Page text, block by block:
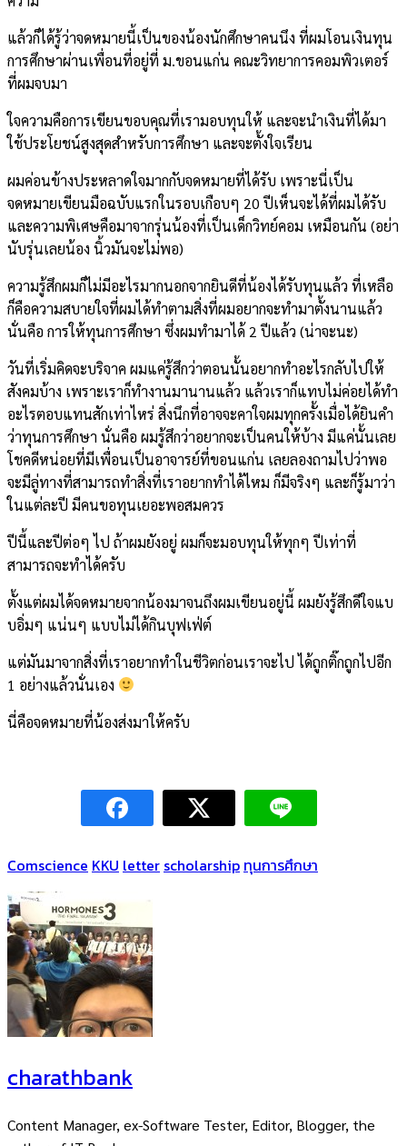
แล้วก็ได้รู้ว่าจดหมายนี้เป็นของน้องนักศึกษาคนนึง ที่ผมโอนเงินทุน
การศึกษาผ่านเพื่อนที่อยู่ที่ ม.ขอนแก่น คณะวิทยาการคอมพิวเตอร์
ที่ผมจบมา
ใจความคือการเขียนขอบคุณที่เรามอบทุนให้ และจะนำเงินที่ได้มา
ใช้ประโยชน์สูงสุดสำหรับการศึกษา และจะตั้งใจเรียน
ผมค่อนข้างประหลาดใจมากกับจดหมายที่ได้รับ เพราะนี่เป็น
จดหมายเขียนมือฉบับแรกในรอบเกือบๆ 20 ปีเห็นจะได้ที่ผมได้รับ
และความพิเศษคือมาจากรุ่นน้องที่เป็นเด็กวิทย์คอม เหมือนกัน (อย่า
นับรุ่นเลยน้อง นิ้วมันจะไม่พอ)
ความรู้สึกผมก็ไม่มีอะไรมากนอกจากยินดีที่น้องได้รับทุนแล้ว ที่เหลือ
ก็คือความสบายใจที่ผมได้ทำตามสิ่งที่ผมอยากจะทำมาตั้งนานแล้ว
นั่นคือ การให้ทุนการศึกษา ซึ่งผมทำมาได้ 2 ปีแล้ว (น่าจะนะ)
วันที่เริ่มคิดจะบริจาค ผมแค่รู้สึกว่าตอนนั้นอยากทำอะไรกลับไปให้
สังคมบ้าง เพราะเราก็ทำงานมานานแล้ว แล้วเราก็แทบไม่ค่อยได้ทำ
อะไรตอบแทนสักเท่าไหร่ สิ่งนึกที่อาจจะคาใจผมทุกครั้งเมื่อได้ยินคำ
ว่าทุนการศึกษา นั่นคือ ผมรู้สึกว่าอยากจะเป็นคนให้บ้าง มีแค่นั้นเลย
โชคดีหน่อยที่มีเพื่อนเป็นอาจารย์ที่ขอนแก่น เลยลองถามไปว่าพอ
จะมีลู่ทางที่สามารถทำสิ่งที่เราอยากทำได้ไหม ก็มีจริงๆ และก็รู้มาว่า
ในแต่ละปี มีคนขอทุนเยอะพอสมควร
ปีนี้และปีต่อๆ ไป ถ้าผมยังอยู่ ผมก็จะมอบทุนให้ทุกๆ ปีเท่าที่
สามารถจะทำได้ครับ
ตั้งแต่ผมได้จดหมายจากน้องมาจนถึงผมเขียนอยู่นี้ ผมยังรู้สึกดีใจแบ
บอิ่มๆ แน่นๆ แบบไม่ได้กินบุฟเฟ่ต์
แต่มันมาจากสิ่งที่เราอยากทำในชีวิตก่อนเราจะไป ได้ถูกติ๊กถูกไปอีก
1 อย่างแล้วนั่นเอง
นี่คือจดหมายที่น้องส่งมาให้ครับ
Comscience KKU letter scholarship ทุนการศึกษา
charathbank
Content Manager, ex-Software Tester, Editor, Blogger, the